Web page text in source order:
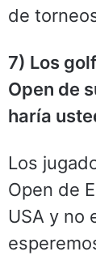
de
7) Los
Open de
haría
Los
Open de
USA y no